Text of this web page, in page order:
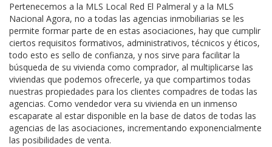
Pertenecemos a la MLS Local Red El Palmeral y a la MLS
Nacional Agora, no a todas las agencias inmobiliarias se les
permite formar parte de en estas asociaciones, hay que cumplir
ciertos requisitos formativos, administrativos, técnicos y éticos,
todo esto es sello de confianza, y nos sirve para facilitar la
búsqueda de su vivienda como comprador, al multiplicarse las
viviendas que podemos ofrecerle, ya que compartimos todas
nuestras propiedades para los clientes compadres de todas las
agencias. Como vendedor vera su vivienda en un inmenso
escaparate al estar disponible en la base de datos de todas las
agencias de las asociaciones, incrementando exponencialmente
las posibilidades de venta.